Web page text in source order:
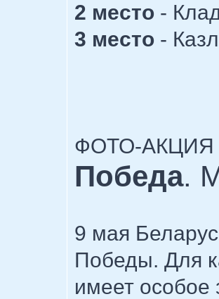
2 место -
3 место -
ФОТО-АКЦИЯ
Победа.
9 мая
Победы. Для
имеет особое